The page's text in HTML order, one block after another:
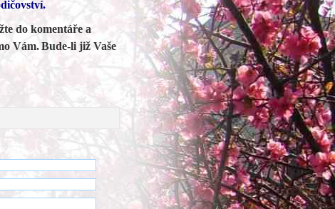
do komentáře a
Vám.Bude-li již Vaše